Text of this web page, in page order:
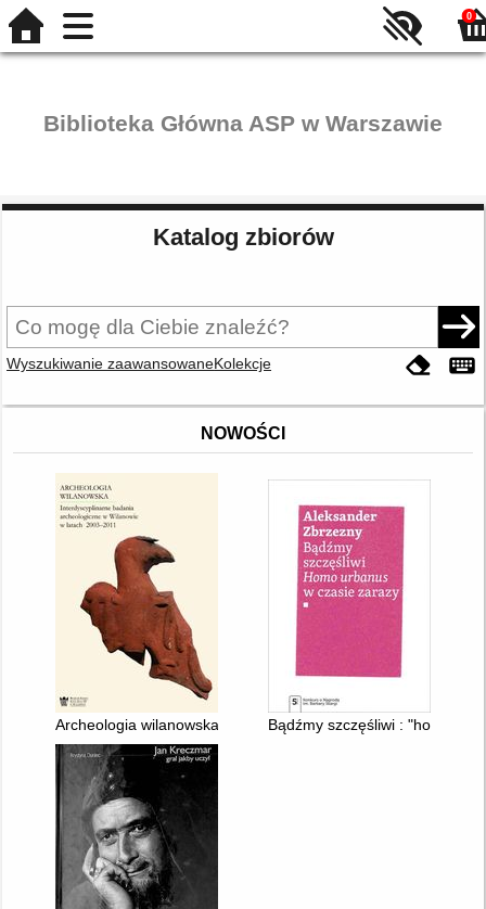
0
Biblioteka Główna ASP w Warszawie
Katalog zbiorów
Wyszukiwanie zaawansowaneKolekcje
NOWOŚCI
Archeologia wilanowska : interdyscyplinarne badania
Bądźmy szczęśliwi : "homo